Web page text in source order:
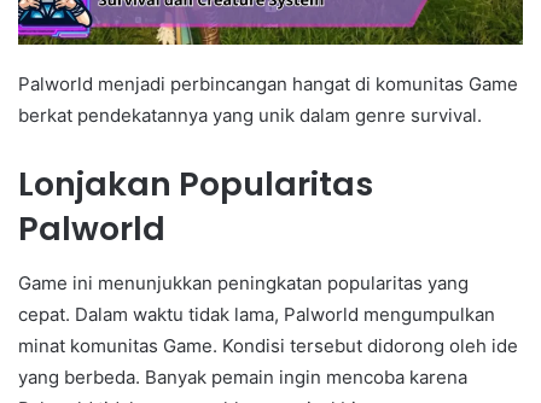
Palworld menjadi perbincangan hangat di komunitas Game
berkat pendekatannya yang unik dalam genre survival.
Lonjakan Popularitas
Palworld
Game ini menunjukkan peningkatan popularitas yang
cepat. Dalam waktu tidak lama, Palworld mengumpulkan
minat komunitas Game. Kondisi tersebut didorong oleh ide
yang berbeda. Banyak pemain ingin mencoba karena